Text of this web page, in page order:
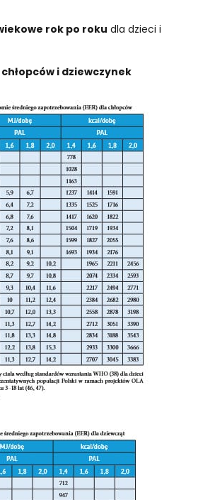
rok po roku dla dzieci i
i dziewczynek